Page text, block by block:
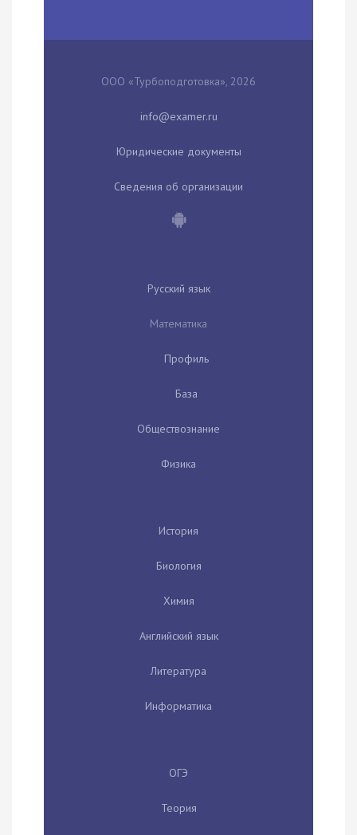
ООО «Турбоподготовка», 2026
Юридические документы
Сведения об организации
Русский язык
Математика
Профиль
База
Обществознание
Физика
История
Биология
Химия
Английский язык
Литература
Информатика
ОГЭ
Теория